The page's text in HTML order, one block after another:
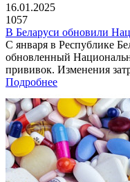
16.01.2025
1057
В Беларуси обновили
С января в Республике
обновленный
прививок. Изменения
Подробнее